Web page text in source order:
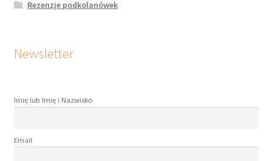
Rezenzje podkolanówek
Newsletter
Imię lub Imię i Nazwisko
Email